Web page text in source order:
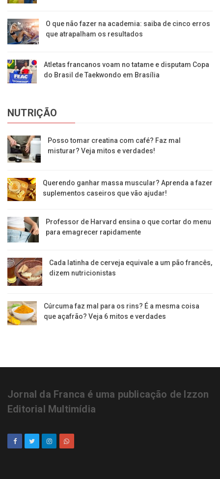
O que não fazer na academia: saiba de cinco erros
que atrapalham os resultados
Atletas francanos voam no tatame e disputam Copa
do Brasil de Taekwondo em Brasília
NUTRIÇÃO
Posso tomar creatina com café? Faz mal
misturar? Veja mitos e verdades!
Querendo ganhar massa muscular? Aprenda a fazer
suplementos caseiros que vão ajudar!
Professor de Harvard ensina o que cortar do menu
para emagrecer rapidamente
Cada latinha de cerveja equivale a um pão francês,
dizem nutricionistas
Cúrcuma faz mal para os rins? É a mesma coisa
que açafrão? Veja 6 mitos e verdades
Jornal da Franca é uma publicação de Izzon
Editorial Multimídia